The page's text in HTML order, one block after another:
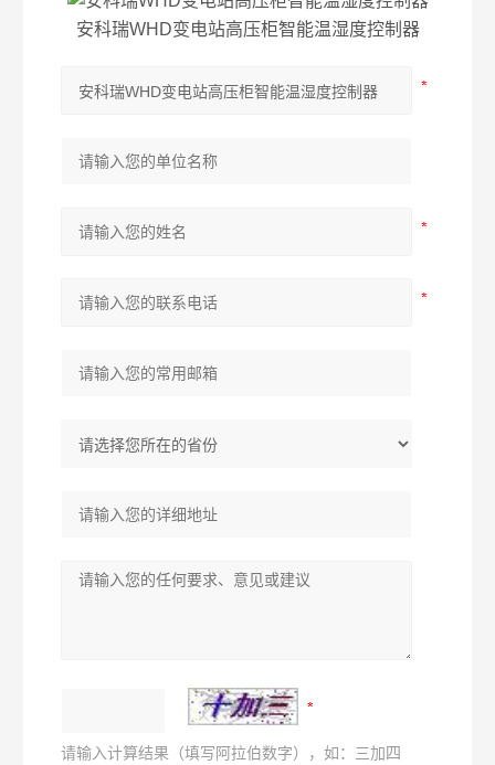
安科瑞WHD变电站高压柜智能温湿度控制器
请输入计算结果（填写阿拉伯数字），如：三加四